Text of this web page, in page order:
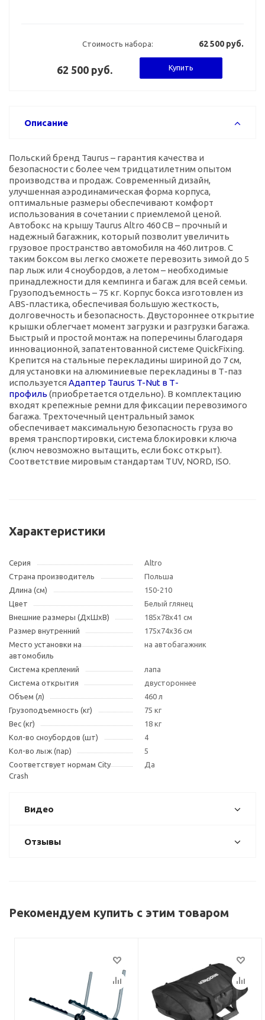
Стоимость набора: 62 500 руб.
62 500 руб. Купить
Описание
Польский бренд Taurus – гарантия качества и
безопасности с более чем тридцатилетним опытом
производства и продаж. Современный дизайн,
улучшенная аэродинамическая форма корпуса,
оптимальные размеры обеспечивают комфорт
использования в сочетании с приемлемой ценой.
Автобокс на крышу Taurus Altro 460 CB – прочный и
надежный багажник, который позволит увеличить
грузовое пространство автомобиля на 460 литров. С
таким боксом вы легко сможете перевозить зимой до 5
пар лыж или 4 сноубордов, а летом – необходимые
принадлежности для кемпинга и багаж для всей семьи.
Грузоподъемность – 75 кг. Корпус бокса изготовлен из
ABS-пластика, обеспечивая большую жесткость,
долговечность и безопасность. Двустороннее открытие
крышки облегчает момент загрузки и разгрузки багажа.
Быстрый и простой монтаж на поперечины благодаря
инновационной, запатентованной системе QuickFixing.
Крепится на стальные перекладины шириной до 7 см,
для установки на алюминиевые перекладины в Т-паз
используется Адаптер Taurus T-Nut в Т-
профиль (приобретается отдельно). В комплектацию
входят крепежные ремни для фиксации перевозимого
багажа. Трехточечный центральный замок
обеспечивает максимальную безопасность груза во
время транспортировки, система блокировки ключа
(ключ невозможно вытащить, если бокс открыт).
Соответствие мировым стандартам TUV, NORD, ISO.
Характеристики
Серия
Altro
Страна производитель
Польша
Длина (см)
150-210
Цвет
Белый глянец
Внешние размеры (ДxШxВ)
185х78х41 см
Размер внутренний
175х74х36 см
Место установки на
автомобиль
на автобагажник
Система креплений
лапа
Система открытия
двустороннее
Объем (л)
460 л
Грузоподъемность (кг)
75 кг
Вес (кг)
18 кг
Кол-во сноубордов (шт)
4
Кол-во лыж (пар)
5
Соответствует нормам City
Crash
Да
Видео
Отзывы
Рекомендуем купить с этим товаром